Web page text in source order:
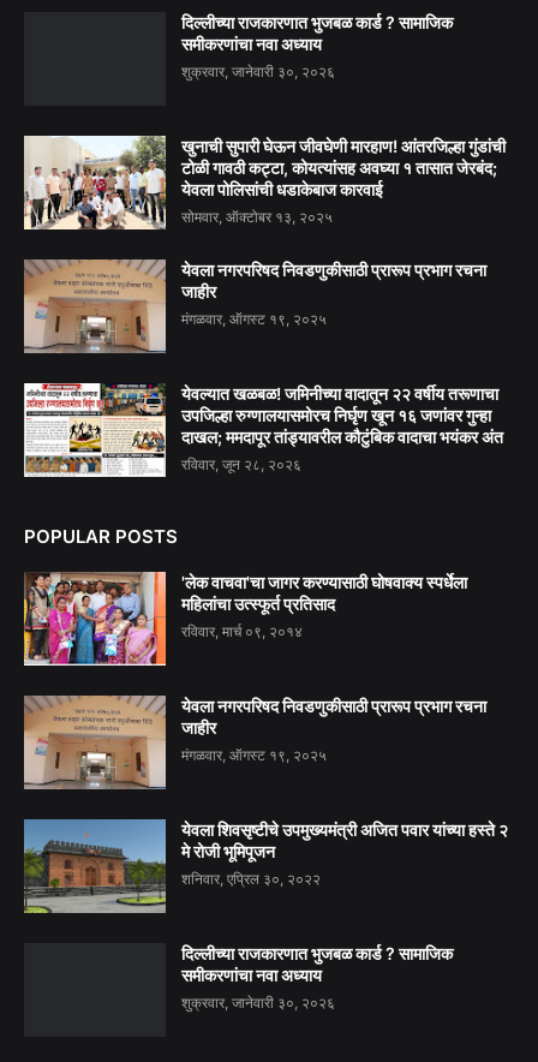
दिल्लीच्या राजकारणात भुजबळ कार्ड ? सामाजिक
समीकरणांचा नवा अध्याय
शुक्रवार, जानेवारी ३०, २०२६
खुनाची सुपारी घेऊन जीवघेणी मारहाण! आंतरजिल्हा गुंडांची
टोळी गावठी कट्टा, कोयत्यांसह अवघ्या १ तासात जेरबंद;
येवला पोलिसांची धडाकेबाज कारवाई
सोमवार, ऑक्टोबर १३, २०२५
येवला नगरपरिषद निवडणुकीसाठी प्रारूप प्रभाग रचना
जाहीर
मंगळवार, ऑगस्ट १९, २०२५
येवल्यात खळबळ! जमिनीच्या वादातून २२ वर्षीय तरूणाचा
उपजिल्हा रुग्णालयासमोरच निर्घृण खून १६ जणांवर गुन्हा
दाखल; ममदापूर तांड्यावरील कौटुंबिक वादाचा भयंकर अंत
रविवार, जून २८, २०२६
POPULAR POSTS
'लेक वाचवा'चा जागर करण्यासाठी घोषवाक्य स्पर्धेला
महिलांचा उत्स्फूर्त प्रतिसाद
रविवार, मार्च ०९, २०१४
येवला नगरपरिषद निवडणुकीसाठी प्रारूप प्रभाग रचना
जाहीर
मंगळवार, ऑगस्ट १९, २०२५
येवला शिवसृष्टीचे उपमुख्यमंत्री अजित पवार यांच्या हस्ते २
मे रोजी भूमिपूजन
शनिवार, एप्रिल ३०, २०२२
दिल्लीच्या राजकारणात भुजबळ कार्ड ? सामाजिक
समीकरणांचा नवा अध्याय
शुक्रवार, जानेवारी ३०, २०२६